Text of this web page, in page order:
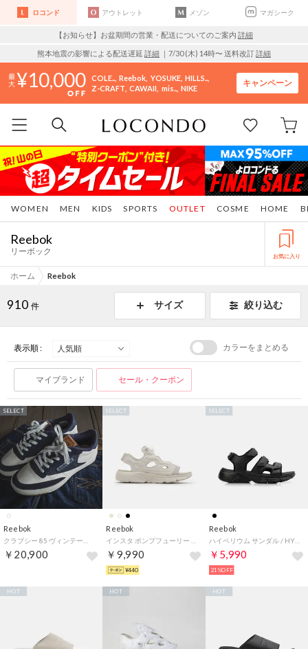
ロコンド アウトレット メゾン マガシーク
【お知らせ】お盆期間の営業・配送についてのご案内 詳細
熊本地震の影響による配送遅延 詳細 ｜7/30 (木) 14時〜 送料改訂詳細
10,000 COLE.. Reebok YOSUKE HILLS..
Z-CRAFT CAWAII mis.. NIKE
キャンペーン
WOMEN MEN KIDS SPORTS COSME HOME
OUTLET
Reebok
リーボック お気に入り
ホーム Reebok
910 件 サイズ 絞り込む
表示順 : カラーをまとめる
マイブランド セール・クーポン
Reebok
￥20,900
SELECT
Reebok
￥9,990
SELECT
¥440
Reebok
ハイペリウム サンダル / HYPERIUM SANDAL （ブラック）
￥5,990
SELECT
21%OFF
HOT HOT HOT